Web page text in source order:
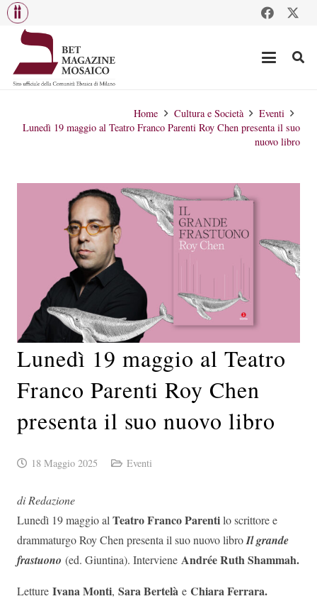
Home Cultura e Società
Eventi
Lunedì 19 maggio al Teatro Franco Parenti Roy Chen presenta il suo
nuovo libro
Lunedì 19 maggio al Teatro
Franco Parenti Roy Chen
presenta il suo nuovo libro
18 Maggio 2025 Eventi
di Redazione
Lunedì 19 maggio alTeatro Franco Parentilo scrittore e
drammaturgo Roy Chen presenta il suo nuovo libroIl grande
frastuono (ed. Giuntina). Interviene Andrée Ruth Shammah.
Letture Ivana Monti, Sara Bertelà e Chiara Ferrara.